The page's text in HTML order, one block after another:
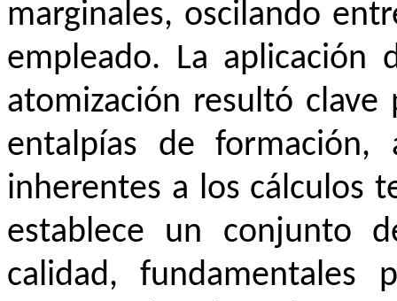
marginales, oscilando
empleado. La aplicación
atomización resultó
entalpías de formación,
inherentes a los cálculos
establece un conjunto
calidad, fundamentales